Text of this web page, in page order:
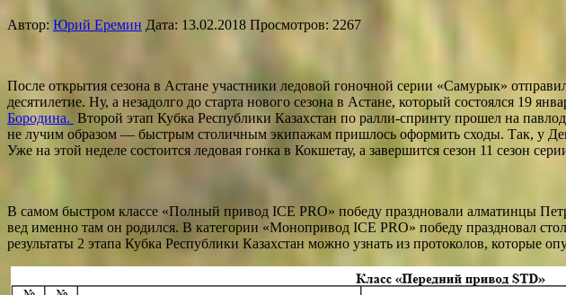
Автор: Юрий Еремин Дата: 13.02.2018 Просмотров: 2267
После открытия сезона в Астане участники ледовой гоночной серии «Самурык»
десятилетие. Ну, а незадолго до старта нового сезона в Астане, который состоялся 19
Бородина. Второй этап Кубка Республики Казахстан по ралли-спринту прошел на
не лучим образом — быстрым столичным экипажам пришлось оформить сходы. Так, у
Уже на этой неделе состоится ледовая гонка в Кокшетау, а завершится сезон 11 сезон
В самом быстром классе «Полный привод ICE PRO» победу праздновали алматинцы
вед именно там он родился. В категории «Монопривод ICE PRO» победу праздновал
результаты 2 этапа Кубка Республики Казахстан можно узнать из протоколов, которые